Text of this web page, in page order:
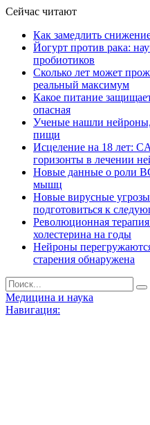
Сейчас читают
Как замедлить
Йогурт против рака:
пробиотиков
Сколько лет может
реальный максимум
Какое питание
опасная
Ученые нашли
пищи
Исцеление на 18 лет:
горизонты в лечении
Новые данные о роли
мышц
Новые вирусные
подготовиться к
Революционная
холестерина на годы
Нейроны
старения обнаружена
Медицина и наука
Навигация: